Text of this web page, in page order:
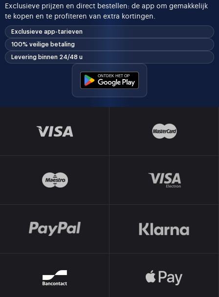
Exclusieve prijzen en direct bestellen: de app om gemakkelijk
te kopen en te profiteren van extra kortingen.
Exclusieve app-tarieven
100% veilige betaling
Levering binnen 24/48 u